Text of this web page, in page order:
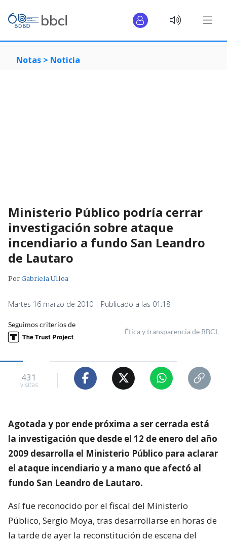
Notas > Noticia
Ministerio Público podría cerrar
investigación sobre ataque
incendiario a fundo San Leandro
de Lautaro
PorGabriela Ulloa
Martes 16 marzo de 2010 | Publicado a las 01:18
Seguimos criterios de
Ética y transparencia de BBCL
431
visitas
Agotada y por ende próxima a ser cerrada está
la investigación que desde el 12 de enero del año
2009 desarrolla el Ministerio Público para aclarar
el ataque incendiario y a mano que afectó al
fundo San Leandro de Lautaro.
Así fue reconocido por el fiscal del Ministerio
Público, Sergio Moya, tras desarrollarse en horas de
la tarde de ayer la reconstitución de escena del